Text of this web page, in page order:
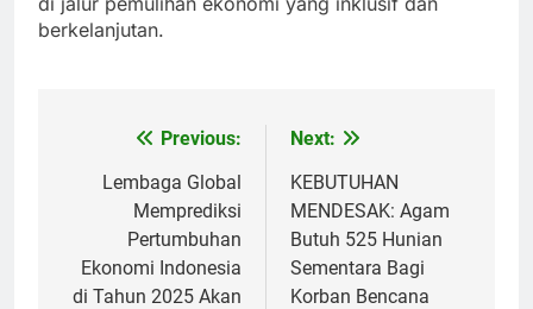
berkelanjutan.
navigation
Previous:
Lembaga Global
Memprediksi
Pertumbuhan
Ekonomi Indonesia
di Tahun 2025 Akan
Next:
KEBUTUHAN
MENDESAK: Agam
Butuh 525 Hunian
Sementara Bagi
Korban Bencana